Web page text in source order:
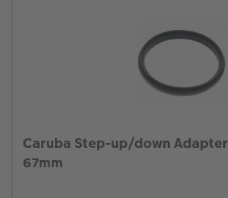
Caruba Step-up/down
67mm